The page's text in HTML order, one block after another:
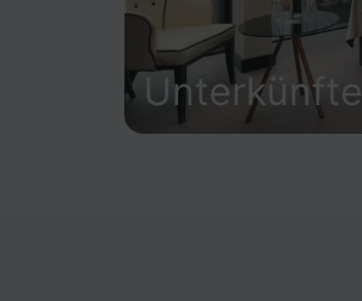
Unterkünfte